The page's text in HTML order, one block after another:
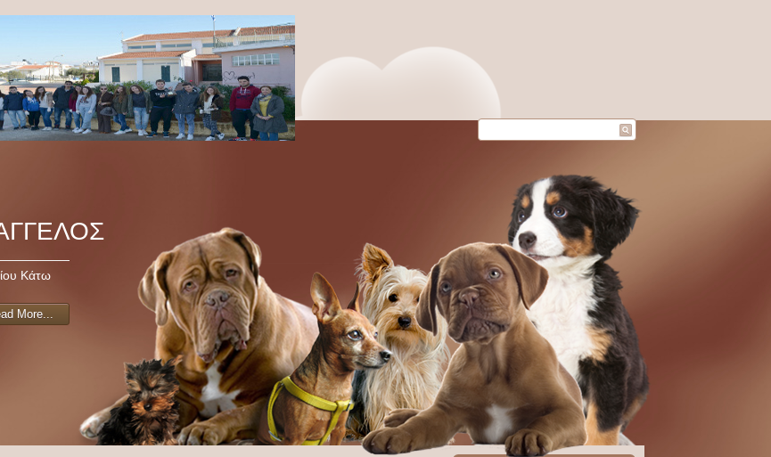
Κάτω
More...